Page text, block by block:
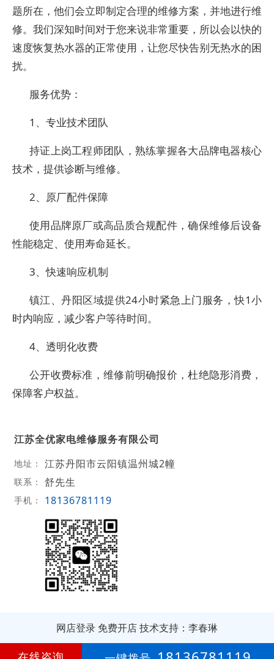
题所在，他们会立即制定合理的维修方案，并地进行维
修。我们深知时间对于您来说非常重要，所以会以快的
速度恢复热水器的正常使用，让您尽快告别无热水的困
扰。
服务优势：
1、专业技术团队
持证上岗工程师团队，熟练掌握各大品牌电器核心
技术，提供诊断与维修。
2、原厂配件保障
使用品牌原厂或高品质合规配件，确保维修后设备
性能稳定、使用寿命延长。
3、快速响应机制
镇江、丹阳区域提供24小时紧急上门服务，快1小
时内响应，减少客户等待时间。
4、透明化收费
公开收费标准，维修前明确报价，杜绝隐形消费，
保障客户权益。
江苏全优家电维修服务有限公司
地址： 江苏丹阳市云阳镇温州城2幢
联系： 舒先生
手机： 18136781119
网店登录 免费开店技术支持：李春琳
第2年